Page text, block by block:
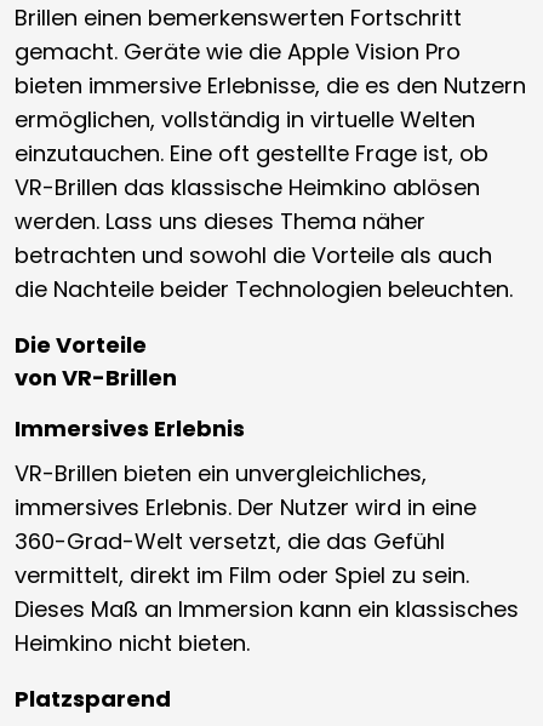
Brillen einen bemerkenswerten Fortschritt
gemacht. Geräte wie die Apple Vision Pro
bieten immersive Erlebnisse, die es den Nutzern
ermöglichen, vollständig in virtuelle Welten
einzutauchen. Eine oft gestellte Frage ist, ob
VR-Brillen das klassische Heimkino ablösen
werden. Lass uns dieses Thema näher
betrachten und sowohl die Vorteile als auch
die Nachteile beider Technologien beleuchten.
Die Vorteile
von VR-Brillen
Immersives Erlebnis
VR-Brillen bieten ein unvergleichliches,
immersives Erlebnis. Der Nutzer wird in eine
360-Grad-Welt versetzt, die das Gefühl
vermittelt, direkt im Film oder Spiel zu sein.
Dieses Maß an Immersion kann ein klassisches
Heimkino nicht bieten.
Platzsparend